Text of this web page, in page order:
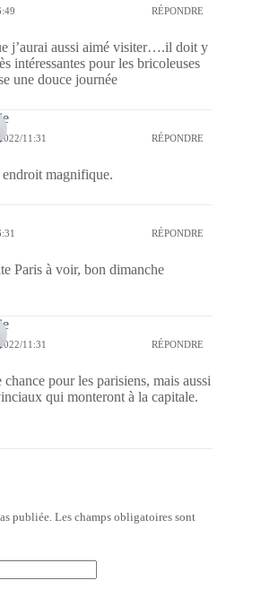
RÉPONDRE
j’aurai aussi aimé visiter….il doit y
intéressantes pour les bricoleuses
une douce journée
11:31 RÉPONDRE
endroit magnifique.
RÉPONDRE
Paris à voir, bon dimanche
11:31 RÉPONDRE
chance pour les parisiens, mais aussi
qui monteront à la capitale.
publiée. Les champs obligatoires sont